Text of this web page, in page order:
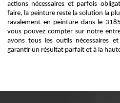
actions nécessaires et parfois
faire, la peinture reste la solution la
ravalement en peinture dans le
vous pouvez compter sur notre
avons tous les outils nécessaires
garantir un résultat parfait et à la